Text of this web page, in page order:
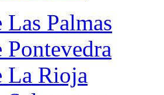
Las Palmas
Pontevedra
La Rioja